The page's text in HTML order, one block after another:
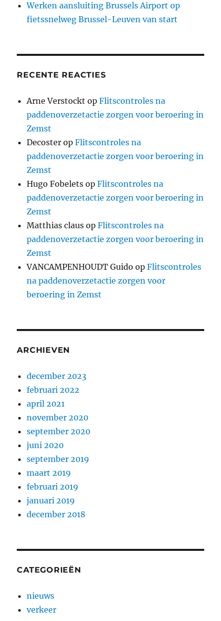
Werken aansluiting Brussels Airport op
fietssnelweg Brussel-Leuven van start
RECENTE REACTIES
Arne Verstockt opFlitscontroles na
paddenoverzetactie zorgen voor beroering in
Zemst
Decoster opFlitscontroles na
paddenoverzetactie zorgen voor beroering in
Zemst
Hugo Fobelets opFlitscontroles na
paddenoverzetactie zorgen voor beroering in
Zemst
Matthias claus opFlitscontroles na
paddenoverzetactie zorgen voor beroering in
Zemst
VANCAMPENHOUDT Guido opFlitscontroles
na paddenoverzetactie zorgen voor
beroering in Zemst
ARCHIEVEN
december 2023
februari 2022
april 2021
november 2020
september 2020
juni 2020
september 2019
maart 2019
februari 2019
januari 2019
december 2018
CATEGORIEËN
nieuws
verkeer